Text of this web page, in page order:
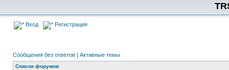
Вход Регистрация
Сообщения без ответов | Активные темы
Список форумов